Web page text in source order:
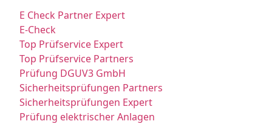
E Check Partner Expert
E-Check
Top Prüfservice Expert
Top Prüfservice Partners
Prüfung DGUV3 GmbH
Sicherheitsprüfungen Partners
Sicherheitsprüfungen Expert
Prüfung elektrischer Anlagen